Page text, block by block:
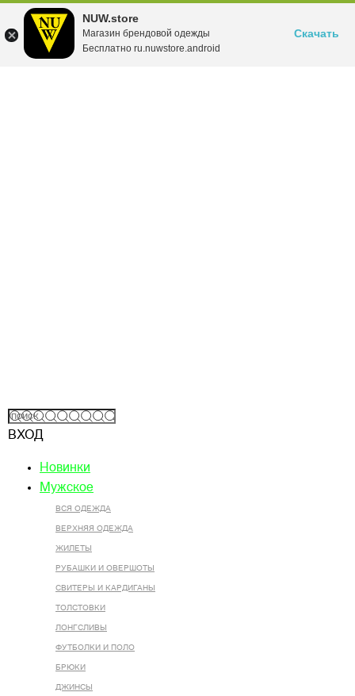
NUW.store
Магазин брендовой одежды
Бесплатно ru.nuwstore.android
Скачать
ВХОД
Новинки
Мужское
ВСЯ ОДЕЖДА
ВЕРХНЯЯ ОДЕЖДА
ЖИЛЕТЫ
РУБАШКИ И ОВЕРШОТЫ
СВИТЕРЫ И КАРДИГАНЫ
ТОЛСТОВКИ
ЛОНГСЛИВЫ
ФУТБОЛКИ И ПОЛО
БРЮКИ
ДЖИНСЫ